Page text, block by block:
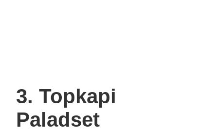
3. Topkapi
Paladset